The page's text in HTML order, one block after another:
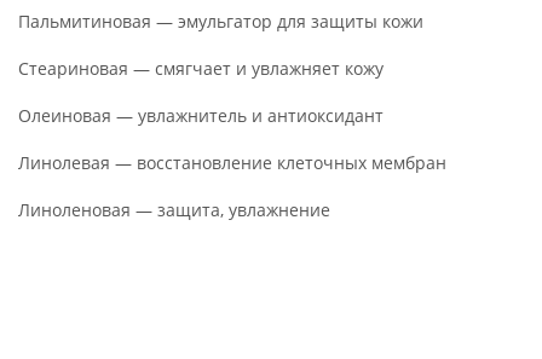
Пальмитиновая — эмульгатор для защиты кожи
Стеариновая — смягчает и увлажняет кожу
Олеиновая — увлажнитель и антиоксидант
Линолевая — восстановление клеточных мембран
Линоленовая — защита, увлажнение